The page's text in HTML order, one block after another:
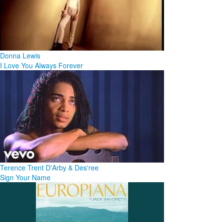
Donna Lewis
I Love You Always Forever
Terence Trent D'Arby & Des'ree
Sign Your Name